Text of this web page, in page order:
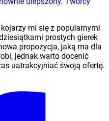
mi się z popularnymi
prostych gierek
propozycja, jaką ma dla
jednak warto docenić
uatrakcyjniać swoją ofertę.